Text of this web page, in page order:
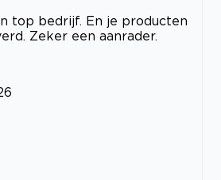
top bedrijf. En je producten
Zeker een aanrader.